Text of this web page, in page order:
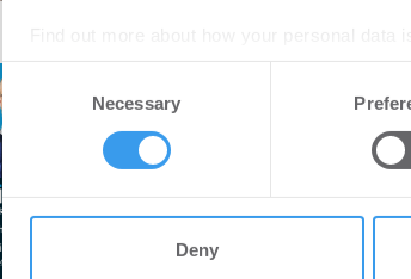
We use cookies to personalise content and
other information that you’ve provided to
Consent
Selection
Necessary
Deny
Ebrecht
Podcast
registriert, erstellen Sie sich jetzt Ihren
Account, um auf die neusten ...